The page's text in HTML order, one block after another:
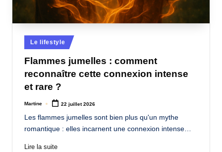
Posted
in
Le lifestyle
Flammes jumelles : comment
reconnaître cette connexion intense
et rare ?
Posted
Martine 22 juillet 2026
Les flammes jumelles sont bien plus qu'un mythe
romantique : elles incarnent une connexion intense…
Lire la suite